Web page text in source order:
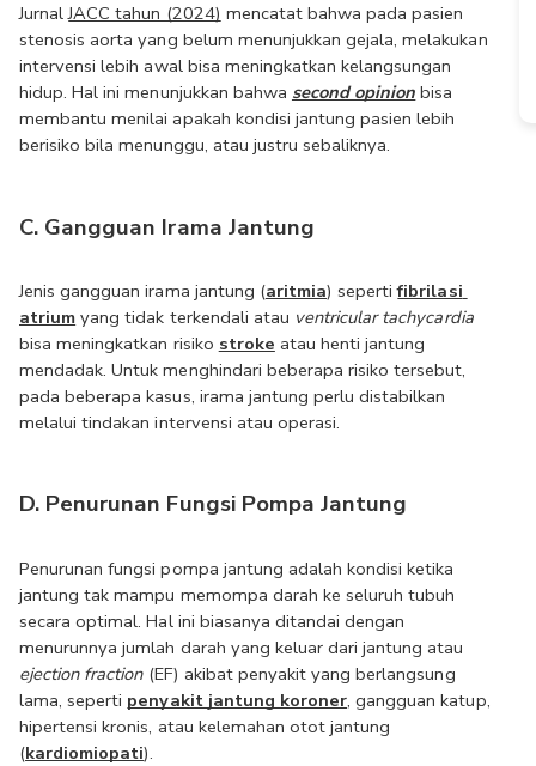
Jurnal JACC tahun (2024) mencatat bahwa pada pasien
stenosis aorta yang belum menunjukkan gejala, melakukan
intervensi lebih awal bisa meningkatkan kelangsungan
hidup. Hal ini menunjukkan bahwa second opinion bisa
membantu menilai apakah kondisi jantung pasien lebih
berisiko bila menunggu, atau justru sebaliknya.
C. Gangguan Irama Jantung
Jenis gangguan irama jantung (aritmia) seperti fibrilasi
atrium yang tidak terkendali atau ventricular tachycardia
bisa meningkatkan risiko stroke atau henti jantung
mendadak. Untuk menghindari beberapa risiko tersebut,
pada beberapa kasus, irama jantung perlu distabilkan
melalui tindakan intervensi atau operasi.
D. Penurunan Fungsi Pompa Jantung
Penurunan fungsi pompa jantung adalah kondisi ketika
jantung tak mampu memompa darah ke seluruh tubuh
secara optimal. Hal ini biasanya ditandai dengan
ejection fraction (EF) akibat penyakit yang berlangsung
lama, seperti penyakit jantung koroner, gangguan katup,
hipertensi kronis, atau kelemahan otot jantung
(kardiomiopati).